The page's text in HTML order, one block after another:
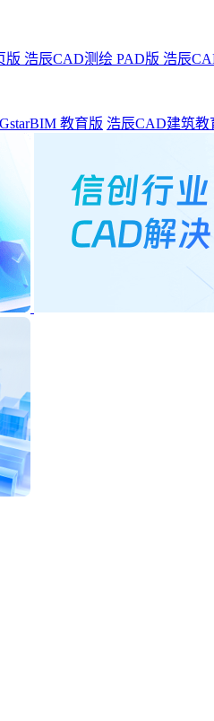
版 浩辰CAD测绘 PAD版 浩辰
GstarBIM 教育版 浩辰CAD建筑教